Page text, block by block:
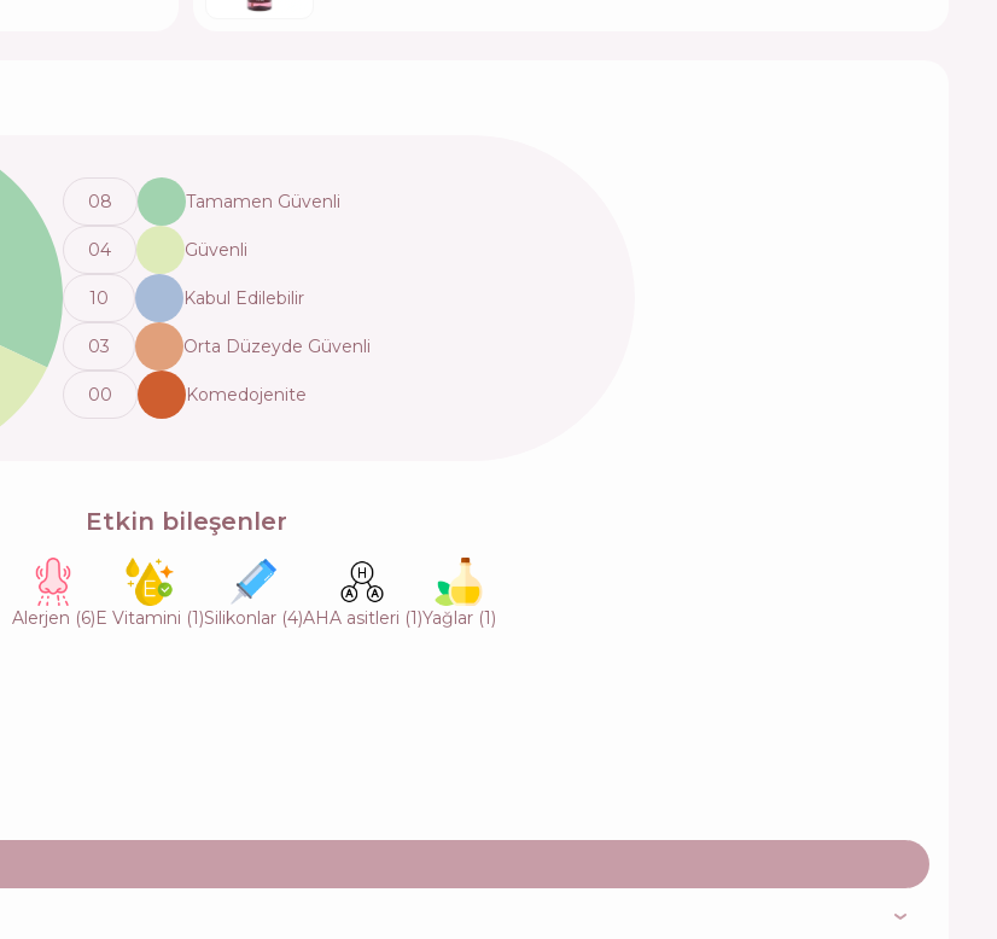
08 Tamamen Güvenli
04 Güvenli
10 Kabul Edilebilir
03 Orta Düzeyde Güvenli
00 Komedojenite
Etkin bileşenler
Alerjen (6)E Vitamini (1)Silikonlar(4)AHA asitleri (1)Yağlar(1)